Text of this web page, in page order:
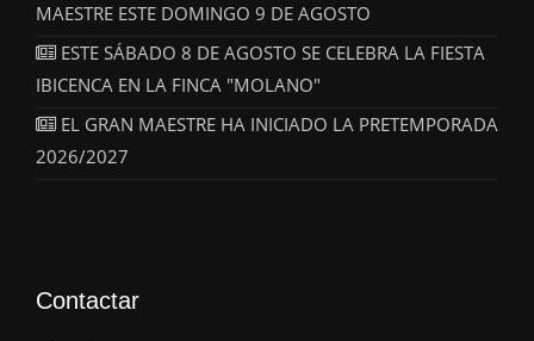
MAESTRE ESTE DOMINGO 9 DE AGOSTO
ESTE SÁBADO 8 DE AGOSTO SE CELEBRA LA FIESTA
IBICENCA EN LA FINCA "MOLANO"
EL GRAN MAESTRE HA INICIADO LA PRETEMPORADA
2026/2027
Contactar